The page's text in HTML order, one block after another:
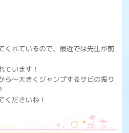
くれているので、最近では先生が前
ています！
ら～大きくジャンプするサビの振り
くださいね！